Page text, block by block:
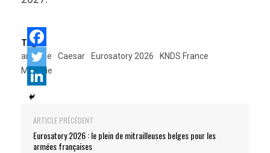
Tags:
artillerie
Caesar Eurosatory 2026
KNDS France
Malaisie
ARTICLE PRÉCÉDENT
Eurosatory 2026 : le plein de mitrailleuses belges pour les
armées françaises